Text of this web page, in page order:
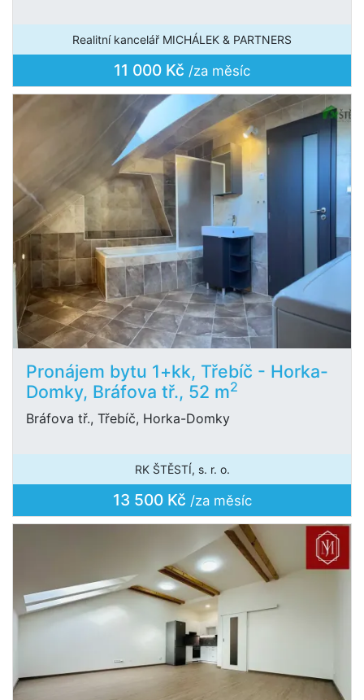
Realitní kancelář MICHÁLEK & PARTNERS
11 000 Kč /za měsíc
Pronájem bytu 1+kk, Třebíč - Horka-
Domky, Bráfova tř., 52 m2
Bráfova tř., Třebíč, Horka-Domky
RK ŠTĚSTÍ, s. r. o.
13 500 Kč /za měsíc